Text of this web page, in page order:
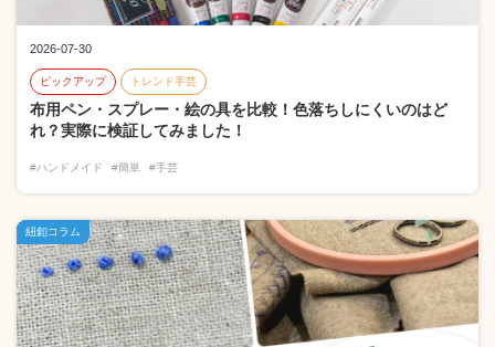
2026-07-30
ピックアップ トレンド手芸
布用ペン・スプレー・絵の具を比較！色落ちしにくいのはど
れ？実際に検証してみました！
#ハンドメイド #簡単 #手芸
紐釦コラム